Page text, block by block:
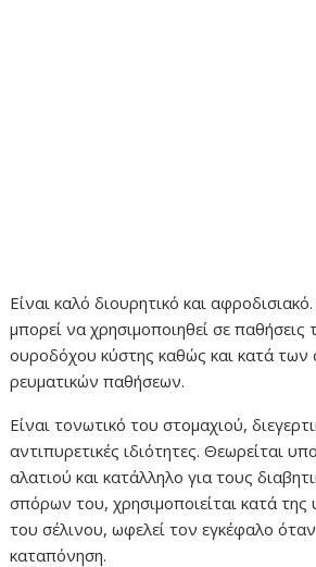
Είναι καλό διουρητικό και
μπορεί να χρησιμοποιηθεί σε
ουροδόχου κύστης καθώς και κατά των
ρευματικών παθήσεων.
Είναι τονωτικό του στομαχιού,
αντιπυρετικές ιδιότητες. Θεωρείται
αλατιού και κατάλληλο για τους
σπόρων του, χρησιμοποιείται κατά
του σέλινου, ωφελεί τον εγκέφαλο
καταπόνηση.